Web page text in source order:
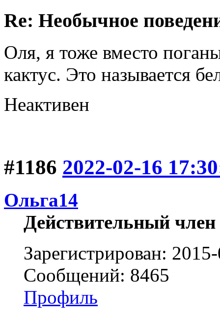
Re: Необычное
Оля, я тоже вместо
кактус. Это называется
Неактивен
#1186 2022-02-16
Ольга14
Действительный член
Зарегистрирован:
Сообщений: 8465
Профиль